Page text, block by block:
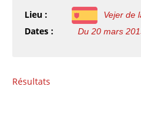
Lieu : Vejer de
Dates : Du 20 mars
Résultats